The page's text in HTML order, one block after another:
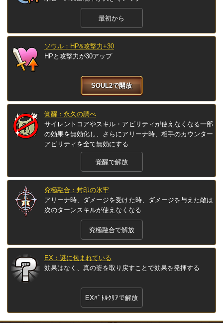
最初から
ソウル：HP&攻撃力+30
HPと攻撃力が30アップ
SOUL2で開放
覚醒：永久の調べ
サイレントコアやスキル・アビリティが使えなくなる一部
の効果を無効化し、さらにアリーナ時、相手のカウンター
アビリティを全て無効にする
覚醒で解放
究極融合：封印の氷牢
アリーナ時、ダメージを受けた時、ダメージを与えた敵は
次のターンスキルが使えなくなる
究極融合で解放
EX：謎に包まれている
効果はなく、真の姿を取り戻すことで効果を発揮する
EXﾊﾞﾄﾙｸﾘｱで解放